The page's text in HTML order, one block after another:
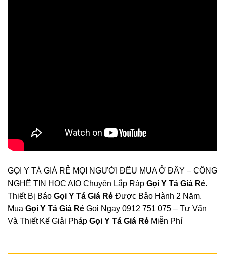
GỌI Y TÁ GIÁ RẺ MỌI NGƯỜI ĐỀU MUA Ở ĐÂY – CÔNG
NGHỆ TIN HỌC AIO Chuyên Lắp Ráp Gọi Y Tá Giá Rẻ.
Thiết Bị Báo Gọi Y Tá Giá Rẻ Được Bảo Hành 2 Năm.
Mua Gọi Y Tá Giá Rẻ Gọi Ngay 0912 751 075 – Tư Vấn
Và Thiết Kế Giải Pháp Gọi Y Tá Giá Rẻ Miễn Phí